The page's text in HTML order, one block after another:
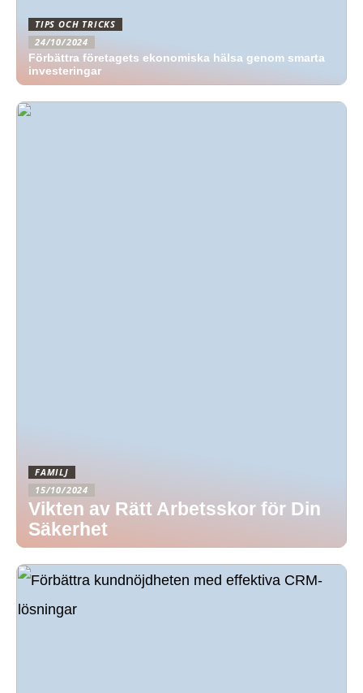
TIPS OCH TRICKS
24/10/2024
Förbättra företagets ekonomiska hälsa genom smarta
investeringar
FAMILJ
15/10/2024
Vikten av Rätt Arbetsskor för Din
Säkerhet